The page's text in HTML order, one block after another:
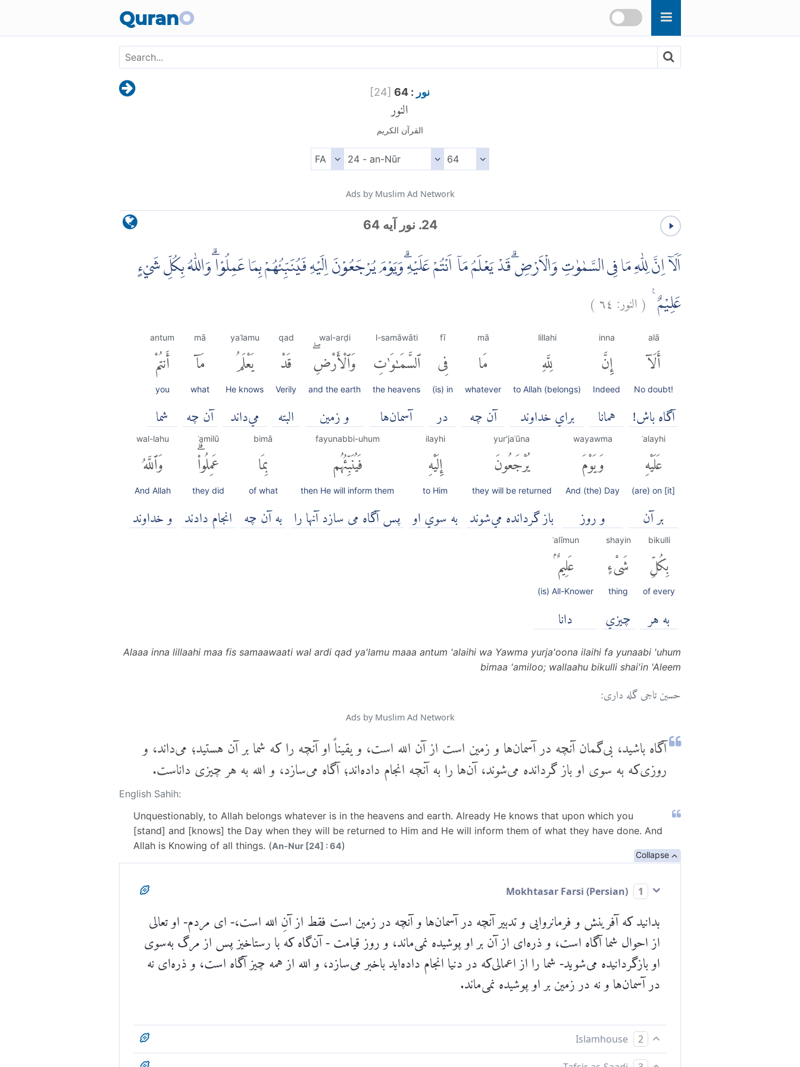
QuranO
[24] نور : 64 النور
القرآن الكريم
Ads by Muslim Ad Network
24. نور آیه 64
اَلَآ اِنَّ لِلّٰهِ مَا فِى السَّمٰوٰتِ وَالْاَرْضِۗ قَدْ يَعْلَمُ مَآ اَنْتُمْ عَلَيْهِۗ وَيَوْمَ يُرْجَعُوْنَ اِلَيْهِ فَيُنَبِّئُهُمْ بِمَا عَمِلُوْاۗ وَاللّٰهُ بِكُلِّ شَيْءٍ
عَلِيْمٌ ࣖ (النور: ٦٤)
alā
أَلَآ
No doubt!
آگاه باش!
inna
إِنَّ
Indeed
همانا
lillahi
لِلَّهِ
to Allah (belongs)
براي خداوند
mā
مَا
whatever
آن چه
fī
فِى
(is) in
در
l-samāwāti
ٱلسَّمَٰوَٰتِ
the heavens
آسمان‌ها
wal-arḍi
وَٱلْأَرْضِۖ
and the earth
و زمين
qad
قَدْ
Verily
البته
yaʿlamu
يَعْلَمُ
He knows
مي‌داند
mā
مَآ
what
آن چه
antum
أَنتُمْ
you
شما
ʿalayhi
عَلَيْهِ
(are) on [it]
بر آن
wayawma
وَيَوْمَ
And (the) Day
و روز
yur'jaʿūna
يُرْجَعُونَ
they will be returned
باز گردانده مي‌شوند
ilayhi
إِلَيْهِ
to Him
به سوي او
fayunabbi-uhum
فَيُنَبِّئُهُم
then He will inform them
پس آگاه می سازد آنها را
bimā
بِمَا
of what
به آن چه
ʿamilū
عَمِلُوا۟ۗ
they did
انجام دادند
wal-lahu
وَٱللَّهُ
And Allah
و خداوند
bikulli
بِكُلِّ
of every
به هر
shayin
شَىْءٍ
thing
چيزي
ʿalīmun
عَلِيمٌۢ
(is) All-Knower
دانا
Alaaa inna lillaahi maa fis samaawaati wal ardi qad ya'lamu maaa antum 'alaihi wa Yawma yurja'oona ilaihi fa yunaabi 'uhum
bimaa 'amiloo; wallaahu bikulli shai'in 'Aleem
حسین تاجی گله داری:
Ads by Muslim Ad Network
آگاه باشید، بی‌گمان آنچه در آسمان‌ها و زمین است از آن الله است، و یقیناً او آنچه را که شما بر آن هستید؛ می‌داند، و
روزی‌که به سوی او باز گردانده می‌شوند، آن‌ها را به آنچه انجام داده‌اند؛ آگاه می‌سازد، و الله به هر چیزی داناست.
English Sahih:
Unquestionably, to Allah belongs whatever is in the heavens and earth. Already He knows that upon which you
[stand] and [knows] the Day when they will be returned to Him and He will inform them of what they have done. And
Allah is Knowing of all things. (An-Nur [24] : 64)
Collapse
1
بدانید که آفرینش و فرمانروایی و تدبیر آنچه در آسمان‌ها و آنچه در زمین است فقط از آنِ الله است،- ای مردم- او تعالی
از احوال شما آگاه است، و ذره‌ای از آن بر او پوشیده نمی‌ماند، و روز قیامت - آن‌گاه که با رستاخیز پس از مرگ به‌سوی
او بازگردانیده می‌شوید- شما را از اعمالی‌که در دنیا انجام داده‌اید باخبر می‌سازد، و الله از همه چیز آگاه است، و ذره‌ای نه
در آسمان‌ها و نه در زمین بر او پوشیده نمی‌ماند.
2